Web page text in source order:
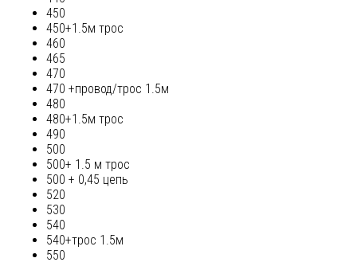
450
450+1.5м трос
460
465
470
470 +провод/трос 1.5м
480
480+1.5м трос
490
500
500+ 1.5 м трос
500 + 0,45 цепь
520
530
540
540+трос 1.5м
550